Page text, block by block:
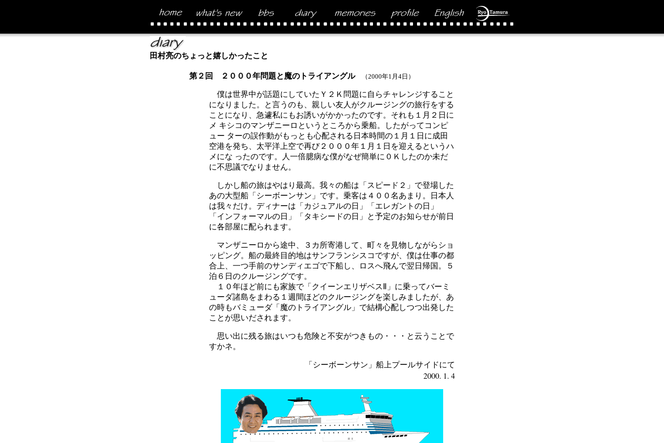
田村亮のちょっと嬉しかったこと
第２回 ２０００年問題と魔のトライアングル（2000年1月4日）
僕は世界中が話題にしていたＹ２Ｋ問題に自らチャレンジすること
になりました。と言うのも、親しい友人がクルージングの旅行をする
ことになり、急遽私にもお誘いがかかったのです。それも１月２日に
メ キシコのマンザニーロというところから乗船。したがってコンピ
ュー ターの誤作動がもっとも心配される日本時間の１月１日に成田
空港を発ち、太平洋上空で再び２０００年１月１日を迎えるというハ
メにな ったのです。人一倍臆病な僕がなぜ簡単に０Ｋしたのか未だ
に不思議でなりません。
しかし船の旅はやはり最高。我々の船は「スピード２」で登場した
あの大型船「シーボーンサン」です。乗客は４００名あまり。日本人
は我々だけ。ディナーは「カジュアルの日」「エレガントの日」
「インフォーマルの日」「タキシードの日」と予定のお知らせが前日
に各部屋に配られます。
マンザニーロから途中、３カ所寄港して、町々を見物しながらショ
ッピング。船の最終目的地はサンフランシスコですが、僕は仕事の都
合上、一つ手前のサンディエゴで下船し、ロスへ飛んで翌日帰国。５
泊６日のクルージングです。
１０年ほど前にも家族で「クイーンエリザベスⅡ」に乗ってバーミ
ューダ諸島をまわる１週間ほどのクルージングを楽しみましたが、あ
の時もバミューダ「魔のトライアングル」で結構心配しつつ出発した
ことが思いだされます。
思い出に残る旅はいつも危険と不安がつきもの・・・と云うことで
すかネ。
「シーボーンサン」船上プールサイドにて
2000. 1. 4